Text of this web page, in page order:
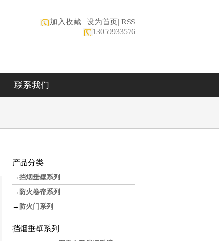
加入收藏 | 设为首页| RSS
13059933576
联系我们
产品分类
→ 挡烟垂壁系列
→ 防火卷帘系列
→ 防火门系列
挡烟垂壁系列